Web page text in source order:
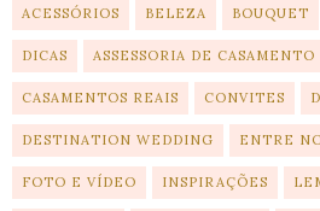
ACESSÓRIOS BELEZA BOUQUET
DICAS ASSESSORIA DE CASAMENTO
CASAMENTOS REAIS CONVITES
DESTINATION WEDDING ENTRE
FOTO E VÍDEO INSPIRAÇÕES